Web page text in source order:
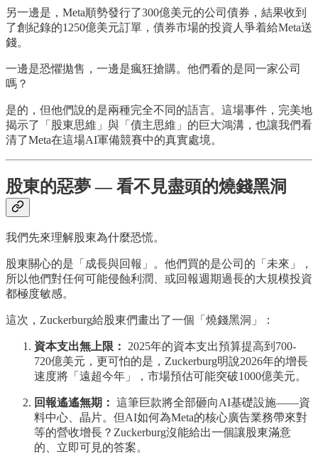
另一邊是，Meta順勢發行了300億美元的公司債券，結果收到
了創紀錄的1250億美元訂單，債券市場的投資人爭着給Meta送
錢。
一邊是恐懼拋售，一邊是瘋狂搶購。他們看的是同一家公司
嗎？
是的，但他們說的是兩種完全不同的語言。這場事件，完美地
揭示了「股東思維」與「債主思維」的巨大鴻溝，也讓我們看
清了Meta在這場AI軍備競賽中的真實處境。
股東的惡夢 — 看不見盡頭的燒錢黑洞
我們先來理解股東為什麼恐慌。
股東關心的是「成長與回報」。他們買的是公司的「未來」，
所以他們對任何可能侵蝕利潤、或回報週期過長的大規模投資
都極度敏感。
這次，Zuckerburg給股東們畫出了一個「燒錢黑洞」：
資本支出無上限： 2025年的資本支出預算提高到700-
720億美元，更可怕的是，Zuckerburg明說2026年的增長
速度將「遠超今年」，市場預估可能突破1000億美元。
回報遙遙無期： 這筆巨款將全部砸向AI基礎設施——資
料中心、晶片。但AI如何為Meta的核心廣告業務帶來對
等的營收增長？Zuckerburg沒能給出一個讓股東滿意
的、立即可見的答案。